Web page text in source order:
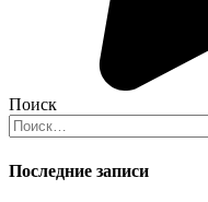
Поиск
Search
for:
Последние записи